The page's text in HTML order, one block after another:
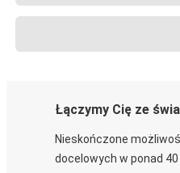
Łączymy Cię ze
Nieskończone
docelowych w ponad 40